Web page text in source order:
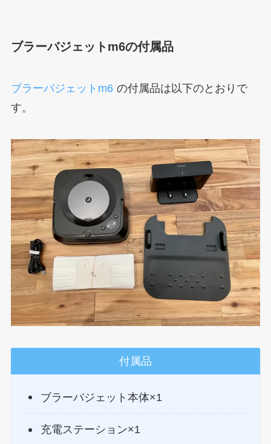
ブラーバジェットm6の付属品
ブラーバジェットm6 の付属品は以下のとおりで
す。
付属品
ブラーバジェット本体×1
充電ステーション×1